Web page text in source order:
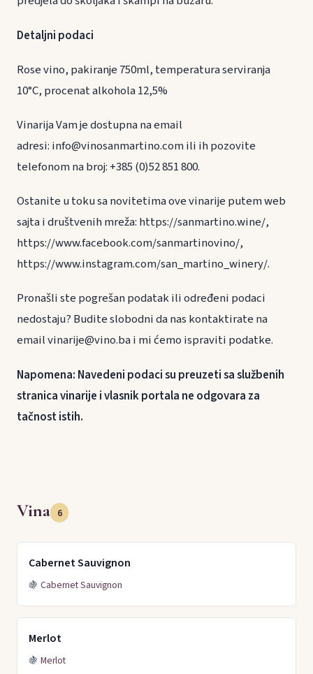
Detaljni podaci
Rose vino, pakiranje 750ml, temperatura serviranja
10°C, procenat alkohola 12,5%
Vinarija Vam je dostupna na email
adresi: info@vinosanmartino.com ili ih pozovite
telefonom na broj: +385 (0)52 851 800.
Ostanite u toku sa novitetima ove vinarije putem web
sajta i društvenih mreža: https://sanmartino.wine/,
https://www.facebook.com/sanmartinovino/,
https://www.instagram.com/san_martino_winery/.
Pronašli ste pogrešan podatak ili određeni podaci
nedostaju? Budite slobodni da nas kontaktirate na
email vinarije@vino.ba i mi ćemo ispraviti podatke.
Napomena: Navedeni podaci su preuzeti sa službenih
stranica vinarije i vlasnik portala ne odgovara za
tačnost istih.
Vina 6
Cabernet Sauvignon
🍇 Cabernet Sauvignon
Merlot
🍇 Merlot